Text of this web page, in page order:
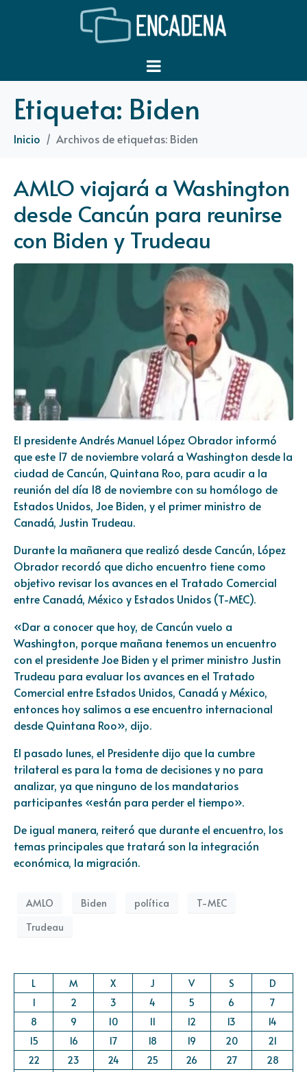
Etiqueta: Biden
Inicio Archivos de etiquetas: Biden
AMLO viajará a Washington
desde Cancún para reunirse
con Biden y Trudeau
El presidente Andrés Manuel López Obrador informó
que este 17 de noviembre volará a Washington desde la
ciudad de Cancún, Quintana Roo, para acudir a la
reunión del día 18 de noviembre con su homólogo de
Estados Unidos, Joe Biden, y el primer ministro de
Canadá, Justin Trudeau.
Durante la mañanera que realizó desde Cancún, López
Obrador recordó que dicho encuentro tiene como
objetivo revisar los avances en el Tratado Comercial
entre Canadá, México y Estados Unidos (T-MEC).
«Dar a conocer que hoy, de Cancún vuelo a
Washington, porque mañana tenemos un encuentro
con el presidente Joe Biden y el primer ministro Justin
Trudeau para evaluar los avances en el Tratado
Comercial entre Estados Unidos, Canadá y México,
entonces hoy salimos a ese encuentro internacional
desde Quintana Roo», dijo.
El pasado lunes, el Presidente dijo que la cumbre
trilateral es para la toma de decisiones y no para
analizar, ya que ninguno de los mandatarios
participantes «están para perder el tiempo».
De igual manera, reiteró que durante el encuentro, los
temas principales que tratará son la integración
económica, la migración.
AMLO Biden política
T-MEC
Trudeau
L M X J V S
D
1
2 3 4 5 6
7
8
9 10 11 12 13
14
15
16 17 18 19 20
21
22
23 24 25 26 27
28